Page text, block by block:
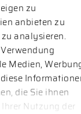
zu
anbieten zu
analysieren.
Medien,
die Sie ihnen
Nutzung der